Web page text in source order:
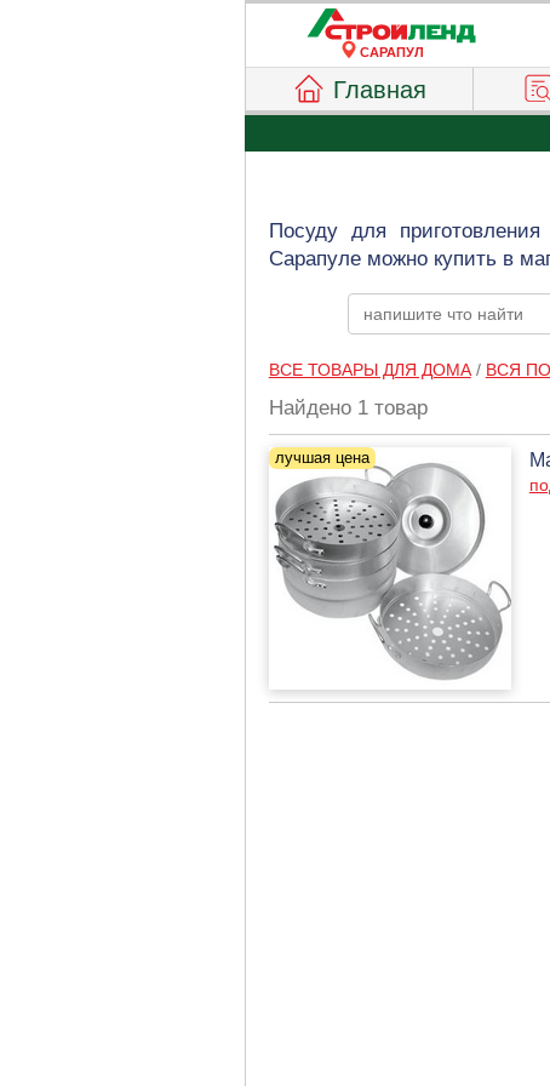
САРАПУЛ
Главная
Посуду для
Сарапуле можно купить в
ВСЕ ТОВАРЫ ДЛЯ ДОМА/ ВСЯ
Найдено 1 товар